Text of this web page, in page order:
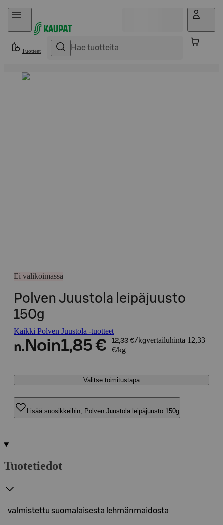
Hyppää sisältöön
Tuotteet
Ei valikoimassa
Polven Juustola leipäjuusto
150g
Kaikki Polven Juustola -tuotteet
n. Noin1,85 € 12,33 €/kgvertailuhinta 12,33
€/kg
Valitse toimitustapa
Lisää suosikkeihin, Polven Juustola leipäjuusto 150g
Tuotetiedot
valmistettu suomalaisesta lehmänmaidosta